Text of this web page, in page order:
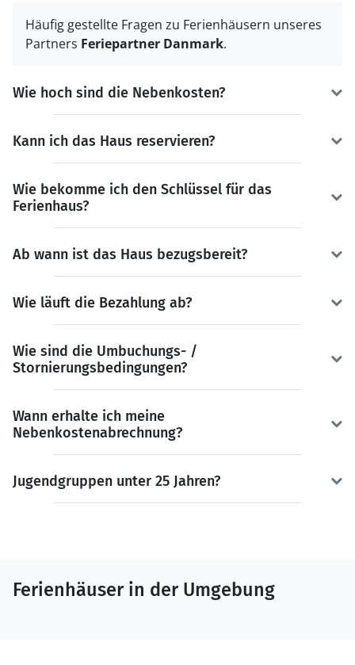
Häufig gestellte Fragen zu Ferienhäusern unseres
Partners Feriepartner Danmark.
Wie hoch sind die Nebenkosten?
Kann ich das Haus reservieren?
Wie bekomme ich den Schlüssel für das
Ferienhaus?
Ab wann ist das Haus bezugsbereit?
Wie läuft die Bezahlung ab?
Wie sind die Umbuchungs- /
Stornierungsbedingungen?
Wann erhalte ich meine
Nebenkostenabrechnung?
Jugendgruppen unter 25 Jahren?
Ferienhäuser in der Umgebung